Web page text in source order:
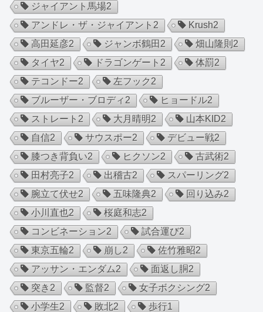
ジャイアント馬場2
アンドレ・ザ・ジャイアント 2 Krush2
高田延彦2 ジャンボ鶴田 2 畑山隆則 2
タイヤ2 ドラゴンゲート 2 体罰2
テコンドー2 左フック2
ブルーザー・ブロディ 2 ヒョードル2
ストレート 2 大月晴明2 山本KID2
自信2 サウスポー2 デビュー戦2
膝つき背負い2 ヒクソン2 古武術2
田村亮子2 出稽古2 スパーリング2
腕立て伏せ2 五味隆典2 回り込み2
小川直也2 桜庭和志2
コンビネーション2 試合運び2
東京五輪2 崩し2 佐竹雅昭2
アッサン・エンダム2 面返し胴 2
突き 2 監督2 女子ボクシング2
小学生2 敗北2 歩行1